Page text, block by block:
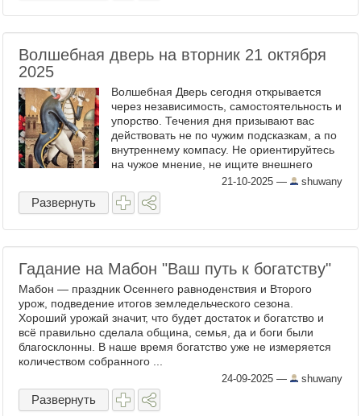
Волшебная дверь на вторник 21 октября
2025
Волшебная Дверь сегодня открывается
через независимость, самостоятельность и
упорство. Течения дня призывают вас
действовать не по чужим подсказкам, а по
внутреннему компасу. Не ориентируйтесь
на чужое мнение, не ищите внешнего
одобрения — только вы знаете, куда ведёт
ваш путь и почему ...
21-10-2025 — shuwany
Развернуть
Гадание на Мабон "Ваш путь к богатству"
Мабон — праздник Осеннего равноденствия и Второго
урож, подведение итогов земледельческого сезона.
Хороший урожай значит, что будет достаток и богатство и
всё правильно сделала община, семья, да и боги были
благосклонны. В наше время богатство уже не измеряется
количеством собранного ...
24-09-2025 — shuwany
Развернуть